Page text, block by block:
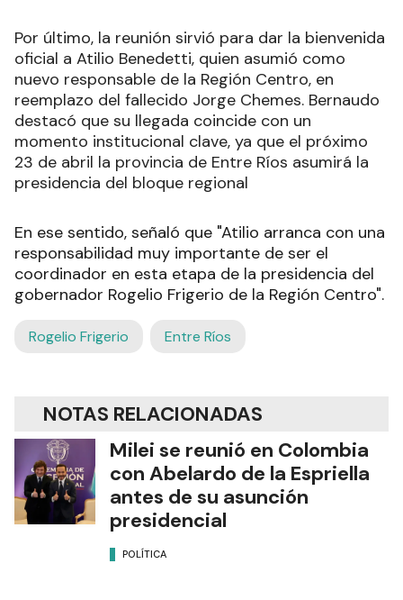
Por último, la reunión sirvió para dar la bienvenida
oficial a Atilio Benedetti, quien asumió como
nuevo responsable de la Región Centro, en
reemplazo del fallecido Jorge Chemes. Bernaudo
destacó que su llegada coincide con un
momento institucional clave, ya que el próximo
23 de abril la provincia de Entre Ríos asumirá la
presidencia del bloque regional
En ese sentido, señaló que "Atilio arranca con una
responsabilidad muy importante de ser el
coordinador en esta etapa de la presidencia del
gobernador Rogelio Frigerio de la Región Centro".
Rogelio Frigerio Entre Ríos
NOTAS RELACIONADAS
Milei se reunió en Colombia
con Abelardo de la Espriella
antes de su asunción
presidencial
POLÍTICA